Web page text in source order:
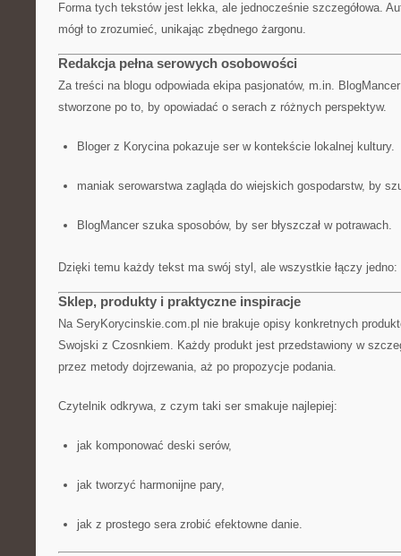
Forma tych tekstów jest lekka, ale jednocześnie szczegółowa.
mógł to zrozumieć, unikając zbędnego żargonu.
Redakcja pełna serowych osobowości
Za treści na blogu odpowiada ekipa pasjonatów, m.in.
stworzone po to, by opowiadać o serach z różnych perspektyw.
Bloger z Korycina pokazuje ser w kontekście lokalnej kultury.
maniak serowarstwa zagląda do wiejskich gospodarstw, by
BlogMancer szuka sposobów, by ser błyszczał w potrawach.
Dzięki temu każdy tekst ma swój styl, ale wszystkie łączy jedno:
Sklep, produkty i praktyczne inspiracje
Na SeryKorycinskie.com.pl nie brakuje opisy konkretnych
Swojski z Czosnkiem. Każdy produkt jest przedstawiony w
przez metody dojrzewania, aż po propozycje podania.
Czytelnik odkrywa, z czym taki ser smakuje najlepiej:
jak komponować deski serów,
jak tworzyć harmonijne pary,
jak z prostego sera zrobić efektowne danie.